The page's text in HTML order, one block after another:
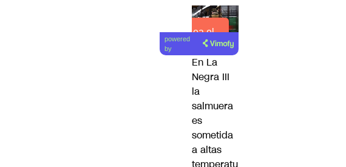
Lea el
artículo
powered
by
En La
Negra III
la
salmuera
es
sometida
a altas
temperatu